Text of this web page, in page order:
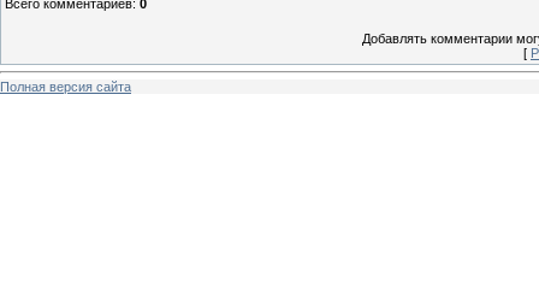
Всего комментариев: 0
Добавлять комментарии
[
Полная версия сайта